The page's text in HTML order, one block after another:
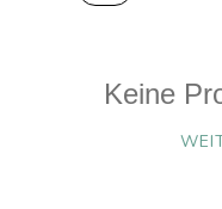
Keine